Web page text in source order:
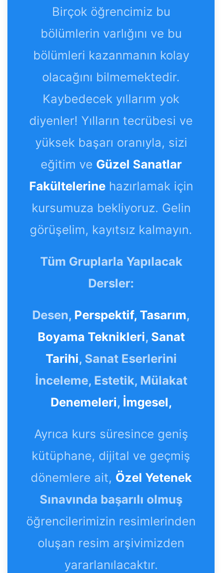
Birçok öğrencimiz bu
bölümlerin varlığını ve bu
bölümleri kazanmanın kolay
olacağını bilmemektedir.
Kaybedecek yıllarım yok
diyenler! Yılların tecrübesi ve
yüksek başarı oranıyla, sizi
eğitim ve Güzel Sanatlar
Fakültelerinehazırlamak için
kursumuza bekliyoruz. Gelin
görüşelim, kayıtsız kalmayın.
Tüm Gruplarla Yapılacak
Dersler:
Desen, Perspektif, Tasarım,
Boyama Teknikleri, Sanat
Tarihi, Sanat Eserlerini
İnceleme, Estetik, Mülakat
Denemeleri, İmgesel,
Ayrıca kurs süresince geniş
kütüphane, dijital ve geçmiş
dönemlere ait, Özel Yetenek
Sınavında başarılı olmuş
öğrencilerimizin resimlerinden
oluşan resim arşivimizden
yararlanılacaktır.